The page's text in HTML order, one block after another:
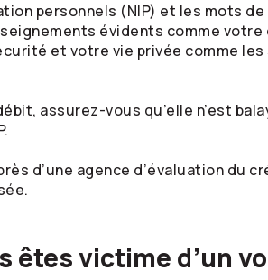
personnels (NIP) et les mots
évidents comme
et votre vie privée comme
assurez-vous qu’elle n’est
d’une agence d’évaluation du
êtes victime d’un